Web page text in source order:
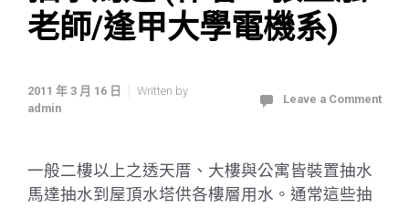
老師/逢甲大學電機系)
2011 年 3 月 16 日
Written by
admin
Leave a Comment
一般二樓以上之透天厝、大樓與公寓皆裝置抽水
馬達抽水到屋頂水塔供各樓層用水。通常這些抽